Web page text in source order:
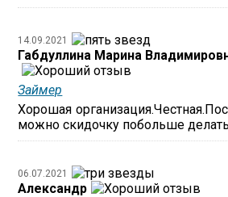
14.09.2021
Габдуллина Марина
Займер
Хорошая
можно скидочку побольше делать
06.07.2021
Александр